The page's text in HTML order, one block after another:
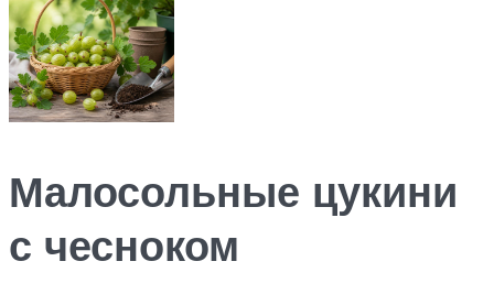
Малосольные цукини
с чесноком